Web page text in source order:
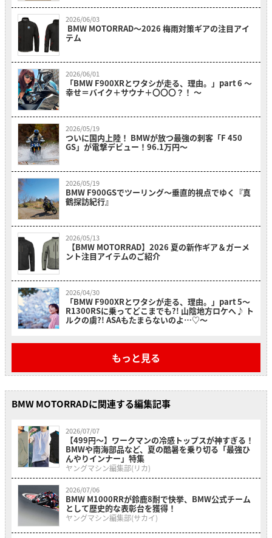
2026/06/03
BMW MOTORRAD〜2026 梅雨対策ギアの注目アイ
テム
2026/06/01
「BMW F900XRとワタシが走る、理由。」part 6 〜
幸せ＝バイク＋サウナ＋〇〇〇？！ 〜
2026/05/19
ついに国内上陸！ BMWが放つ最強の刺客「F 450
GS」が電撃デビュー！96.1万円〜
2026/05/19
BMW F900GSでツーリング〜垂直的視点でゆく『真
鶴探訪紀行』
2026/05/13
【BMW MOTORRAD】2026 夏の新作ギア＆ガーメ
ント注目アイテムのご紹介
2026/04/30
「BMW F900XRとワタシが走る、理由。」part 5〜
R1300RSに乗ってどこまでも?! 山陰地方ロケへ♪ ト
ルクの虜?! ASAもたまらないのよ…♡〜
もっと見る
BMW MOTORRADに関連する編集記事
2026/07/07
【499円〜】ワークマンの冷感トップスが神すぎる！
BMWや南海部品など、夏の酷暑を乗り切る「最強ひ
んやりインナー」特集
ヤングマシン編集部(リカ)
2026/07/06
BMW M1000RRが鈴鹿8耐で快挙、BMW公式チーム
として歴史的な表彰台を獲得！
ヤングマシン編集部(サカイ)